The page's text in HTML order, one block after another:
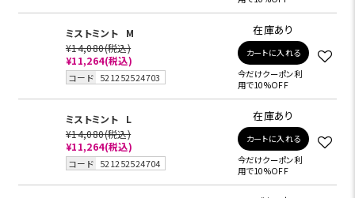
ミストミント
M
¥14,080(税込)
¥11,264(税込)
コード 521252524703
在庫あり
カートに入れる
今だけクーポン利
用で10%OFF
ミストミント
L
¥14,080(税込)
¥11,264(税込)
コード 521252524704
在庫あり
カートに入れる
今だけクーポン利
用で10%OFF